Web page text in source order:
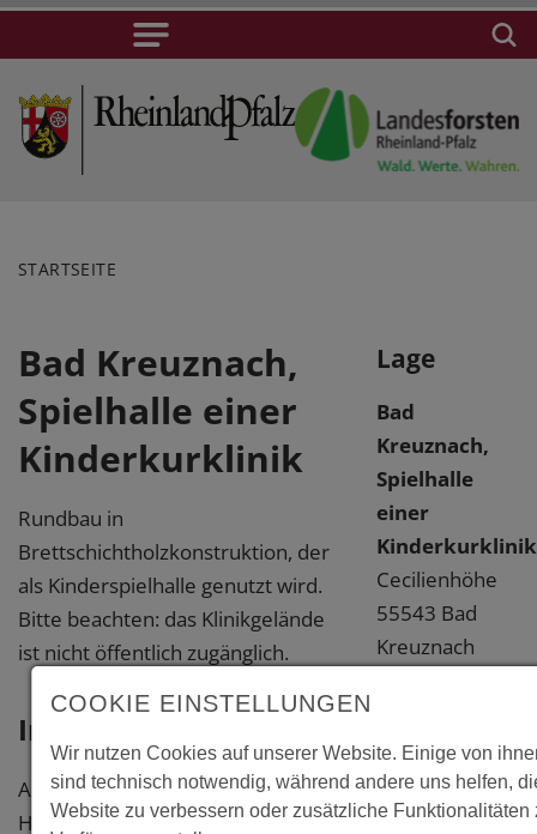
STARTSEITE
Bad Kreuznach,
Spielhalle einer
Kinderkurklinik
Rundbau in
Brettschichtholzkonstruktion, der
als Kinderspielhalle genutzt wird.
Bitte beachten: das Klinikgelände
ist nicht öffentlich zugänglich.
Information
Architekt: H. G. Möller, Wiesbaden
Holzbau: Hess Holzleimbau,
Lage
Bad
Kreuznach,
Spielhalle
einer
Kinderkurklinik
Cecilienhöhe
55543 Bad
Kreuznach
Literatur
COOKIE EINSTELLUNGEN
Wir nutzen Cookies auf unserer Website. Einige von
sind technisch notwendig, während andere uns helfen,
Website zu verbessern oder zusätzliche Funktionalitäten